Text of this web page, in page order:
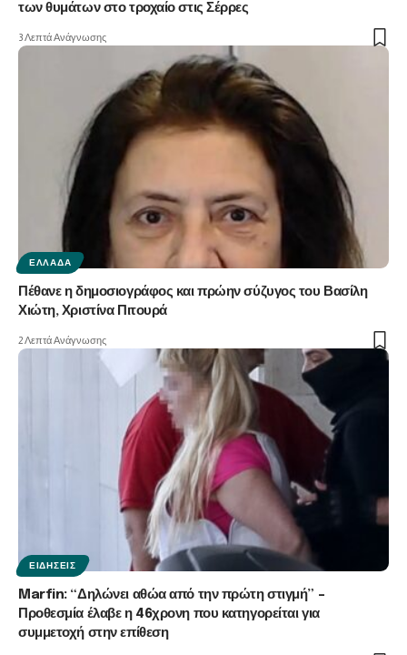
των θυμάτων στο τροχαίο στις Σέρρες
3 Λεπτά Ανάγνωσης
ΕΛΛΆΔΑ
Πέθανε η δημοσιογράφος και πρώην σύζυγος του Βασίλη
Χιώτη, Χριστίνα Πιτουρά
2 Λεπτά Ανάγνωσης
ΕΙΔΉΣΕΙΣ
Marfin: “Δηλώνει αθώα από την πρώτη στιγμή” –
Προθεσμία έλαβε η 46χρονη που κατηγορείται για
συμμετοχή στην επίθεση